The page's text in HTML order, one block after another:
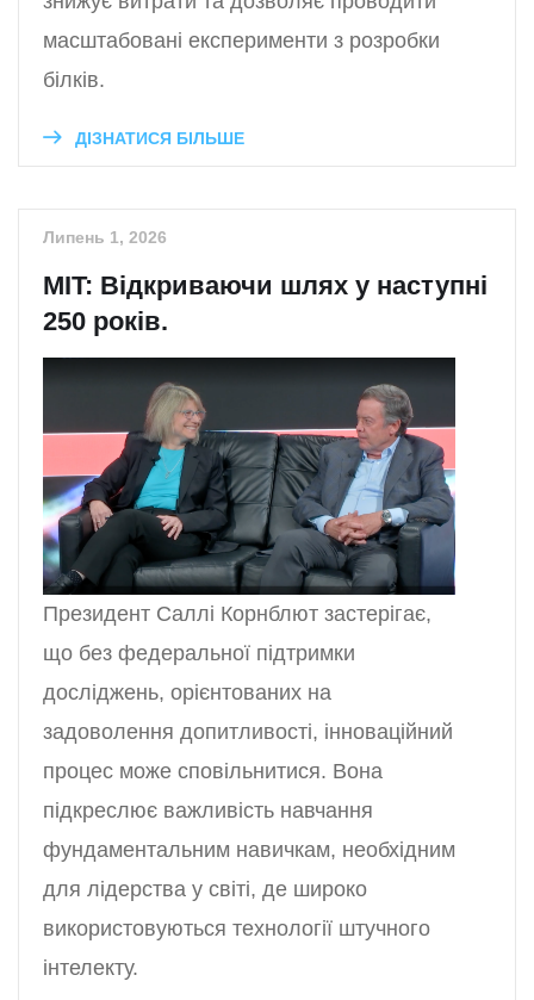
масштабовані експерименти з розробки
білків.
ДІЗНАТИСЯ БІЛЬШЕ
Липень 1, 2026
MIT: Відкриваючи шлях у наступні
250 років.
Президент Саллі Корнблют застерігає,
що без федеральної підтримки
досліджень, орієнтованих на
задоволення допитливості, інноваційний
процес може сповільнитися. Вона
підкреслює важливість навчання
фундаментальним навичкам, необхідним
для лідерства у світі, де широко
використовуються технології штучного
інтелекту.